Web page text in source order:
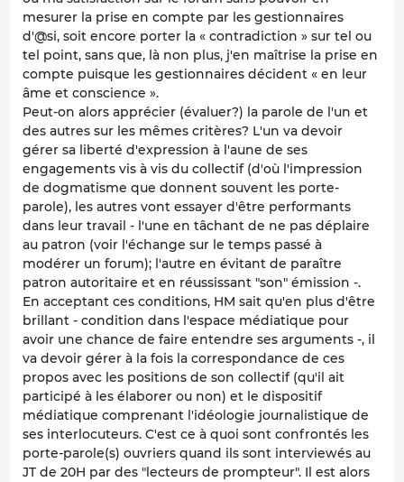
mesurer la prise en compte par les gestionnaires
d'@si, soit encore porter la « contradiction » sur tel ou
tel point, sans que, là non plus, j'en maîtrise la prise en
compte puisque les gestionnaires décident « en leur
âme et conscience ».
Peut-on alors apprécier (évaluer?) la parole de l'un et
des autres sur les mêmes critères? L'un va devoir
gérer sa liberté d'expression à l'aune de ses
engagements vis à vis du collectif (d'où l'impression
de dogmatisme que donnent souvent les porte-
parole), les autres vont essayer d'être performants
dans leur travail - l'une en tâchant de ne pas déplaire
au patron (voir l'échange sur le temps passé à
modérer un forum); l'autre en évitant de paraître
patron autoritaire et en réussissant "son" émission -.
En acceptant ces conditions, HM sait qu'en plus d'être
brillant - condition dans l'espace médiatique pour
avoir une chance de faire entendre ses arguments -, il
va devoir gérer à la fois la correspondance de ces
propos avec les positions de son collectif (qu'il ait
participé à les élaborer ou non) et le dispositif
médiatique comprenant l'idéologie journalistique de
ses interlocuteurs. C'est ce à quoi sont confrontés les
porte-parole(s) ouvriers quand ils sont interviewés au
JT de 20H par des "lecteurs de prompteur". Il est alors